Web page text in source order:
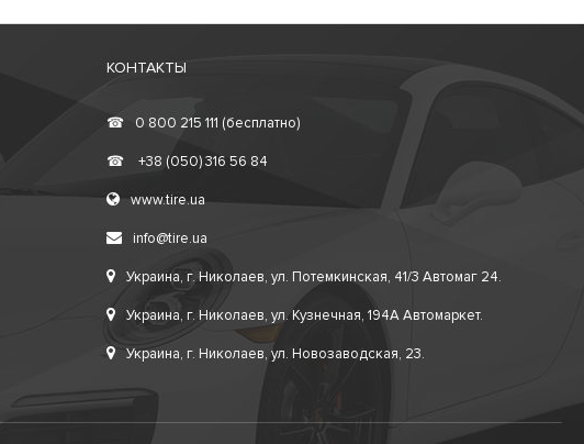
КОНТАКТЫ
☎ 0 800 215 111 (бесплатно)
☎ +38 (050) 316 56 84
www.tire.ua
info@tire.ua
Украина, г. Николаев, ул. Потемкинская, 41/3 Автомаг 24.
Украина, г. Николаев, ул. Кузнечная, 194А Автомаркет.
Украина, г. Николаев, ул. Новозаводская, 23.